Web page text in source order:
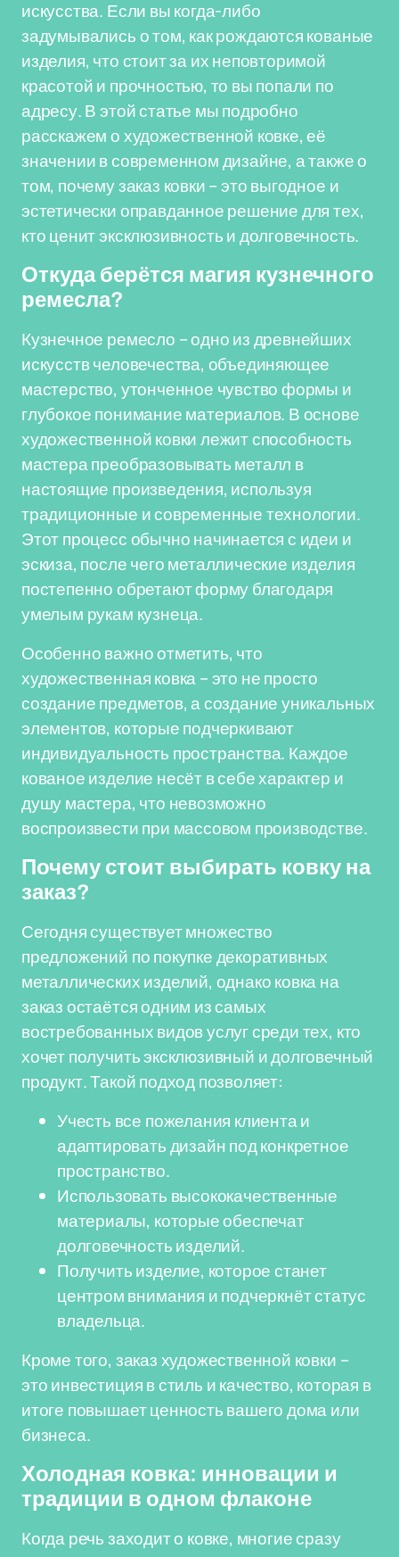
искусства. Если вы когда-либо
задумывались о том, как рождаются кованые
изделия, что стоит за их неповторимой
красотой и прочностью, то вы попали по
адресу. В этой статье мы подробно
расскажем о художественной ковке, её
значении в современном дизайне, а также о
том, почему заказ ковки – это выгодное и
эстетически оправданное решение для тех,
кто ценит эксклюзивность и долговечность.
Откуда берётся магия кузнечного
ремесла?
Кузнечное ремесло – одно из древнейших
искусств человечества, объединяющее
мастерство, утонченное чувство формы и
глубокое понимание материалов. В основе
художественной ковки лежит способность
мастера преобразовывать металл в
настоящие произведения, используя
традиционные и современные технологии.
Этот процесс обычно начинается с идеи и
эскиза, после чего металлические изделия
постепенно обретают форму благодаря
умелым рукам кузнеца.
Особенно важно отметить, что
художественная ковка – это не просто
создание предметов, а создание уникальных
элементов, которые подчеркивают
индивидуальность пространства. Каждое
кованое изделие несёт в себе характер и
душу мастера, что невозможно
воспроизвести при массовом производстве.
Почему стоит выбирать ковку на
заказ?
Сегодня существует множество
предложений по покупке декоративных
металлических изделий, однако ковка на
заказ остаётся одним из самых
востребованных видов услуг среди тех, кто
хочет получить эксклюзивный и долговечный
продукт. Такой подход позволяет:
Учесть все пожелания клиента и
адаптировать дизайн под конкретное
пространство.
Использовать высококачественные
материалы, которые обеспечат
долговечность изделий.
Получить изделие, которое станет
центром внимания и подчеркнёт статус
владельца.
Кроме того, заказ художественной ковки –
это инвестиция в стиль и качество, которая в
итоге повышает ценность вашего дома или
бизнеса.
Холодная ковка: инновации и
традиции в одном флаконе
Когда речь заходит о ковке, многие сразу